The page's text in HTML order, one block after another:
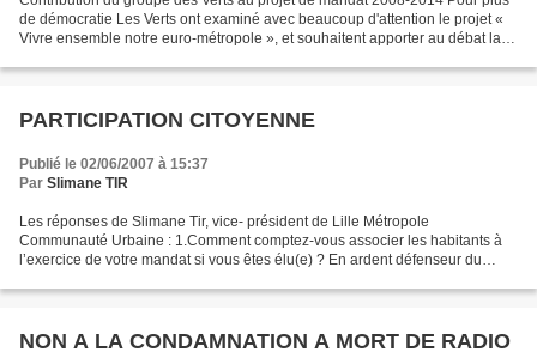
de démocratie Les Verts ont examiné avec beaucoup d'attention le projet «
Vivre ensemble notre euro-métropole », et souhaitent apporter au débat la
PARTICIPATION CITOYENNE
Publié le 02/06/2007 à 15:37
Par Slimane TIR
Les réponses de Slimane Tir, vice- président de Lille Métropole
Communauté Urbaine : 1.Comment comptez-vous associer les habitants à
l’exercice de votre mandat si vous êtes élu(e) ? En ardent défenseur du
NON A LA CONDAMNATION A MORT DE RADIO